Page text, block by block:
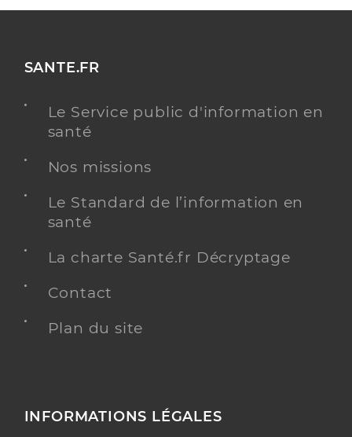
Mitjana Sophie
Masseur-Kinésithérapeute
Professionel de santé
Kinésithérapie
Adresse
6 Avenue du Languedoc, 11600 Villegly
Téléphone
+33 648685534
Type de convention
Conventionné
SANTE.FR
Le Service public d'information en
santé
Nos missions
Le Standard de l’information en
santé
La charte Santé.fr Décryptage
Contact
Plan du site
INFORMATIONS LÉGALES